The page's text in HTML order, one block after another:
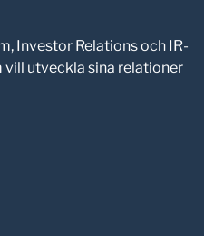
Investor Relations och IR-
utveckla sina relationer